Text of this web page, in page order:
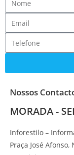
Nossos
MORADA -
Inforestilo –
Praça José Afonso,